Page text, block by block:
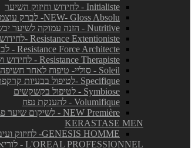
Initialiste - לחידוש וחיזוק השיער
NEW- Gloss Absolu- לברק עוצמתי
Nutritive - הזנה עמוקה לשיער יבש
Resistance Extentioniste -לחידוש וחיזוק אורכי השיער
Resistance Force Architecte - לבניה וחיזוק של סיבי השיער
Resistance Therapiste - לחידוש ושיקום שיער פגום מאד
Soleil - סוליי- טיפוח לאחר חשיפה לשמש
Specifique -לטיפול בבעיות קרקפת
Symbiose - לטיפול בקשקשים
Volumifique - להענקת נפח
NEW Première - לשיקום שיער פגום
KERASTASE MEN
GENESIS HOMME- לחיזוק ועיבוי השיער- חדש לגברים!
L'OREAL PROFESSIONNEL - לוריאל פרופסיונל- סרי אקספרט